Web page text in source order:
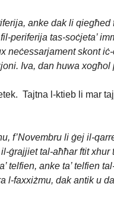
anke dak li
periferija tas-soċjeta’
neċessarjament skont
Iva, dan huwa
Tajtna l-ktieb li mar
f’Novembru li ġej il-
ġrajjiet tal-aħħar ftit
telfien, anke ta’
l-faxxiżmu, dak antik u